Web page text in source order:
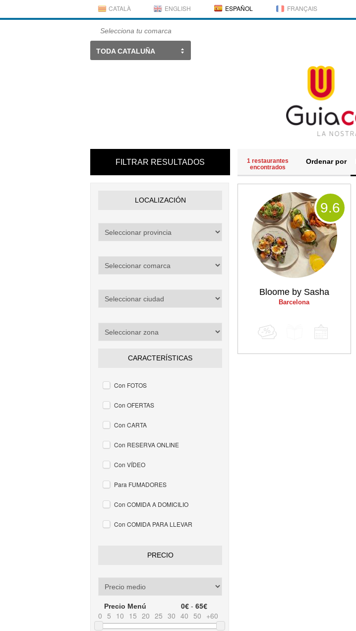
CATALÀ ENGLISH ESPAÑOL FRANÇAIS
Selecciona tu comarca
TODA CATALUÑA
FILTRAR RESULTADOS
LOCALIZACIÓN
CARACTERÍSTICAS
Con FOTOS
Con OFERTAS
Con CARTA
Con RESERVA ONLINE
Con VÍDEO
Para FUMADORES
Con COMIDA A DOMICILIO
Con COMIDA PARA LLEVAR
PRECIO
Precio Menú 0€ - 65€
0 5 10 15 20 25 30 40 50 +60
1 restaurantes
encontrados
Ordenar por
Bloome by Sasha
Barcelona
9.6